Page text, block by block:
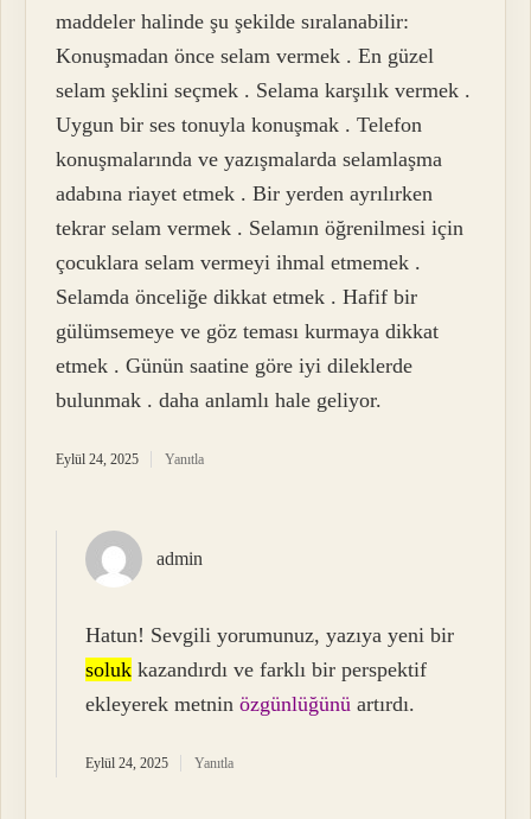
maddeler halinde şu şekilde sıralanabilir:
Konuşmadan önce selam vermek . En güzel
selam şeklini seçmek . Selama karşılık vermek .
Uygun bir ses tonuyla konuşmak . Telefon
konuşmalarında ve yazışmalarda selamlaşma
adabına riayet etmek . Bir yerden ayrılırken
tekrar selam vermek . Selamın öğrenilmesi için
çocuklara selam vermeyi ihmal etmemek .
Selamda önceliğe dikkat etmek . Hafif bir
gülümsemeye ve göz teması kurmaya dikkat
etmek . Günün saatine göre iyi dileklerde
bulunmak . daha anlamlı hale geliyor.
Eylül 24, 2025 Yanıtla
admin
Hatun! Sevgili yorumunuz, yazıya yeni bir
soluk kazandırdı ve farklı bir perspektif
ekleyerek metninözgünlüğünü artırdı.
Eylül 24, 2025 Yanıtla